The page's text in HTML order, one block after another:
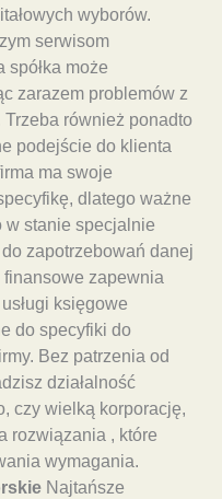
wyborów.
serwisom
spółka może
zarazem problemów z
również ponadto
podejście do klienta
ma swoje
dlatego ważne
w stanie specjalnie
zapotrzebowań danej
finansowe zapewnia
księgowe
do specyfiki do
Bez patrzenia od
działalność
czy wielką korporację,
rozwiązania , które
wymagania.
Najtańsze